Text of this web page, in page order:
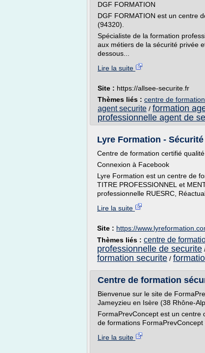
DGF FORMATION
DGF FORMATION est un centre
(94320).
Spécialiste de la formation
aux métiers de la sécurité privée
dessous...
Lire la suite
Site : https://allsee-securite.fr
Thèmes liés : centre de
agent securite / formation
professionnelle agent de
Lyre Formation -
Centre de formation certifié qualité
Connexion à Facebook
Lyre Formation est un centre de
TITRE PROFESSIONNEL et
professionnelle RUESRC,
Lire la suite
Site : https://
Thèmes liés : centre de
professionnelle de securite
formation securite /
Centre de formation
Bienvenue sur le site de
Jameyzieu en Isère (38 Rhône-
FormaPrevConcept est un centre
de formations
Lire la suite